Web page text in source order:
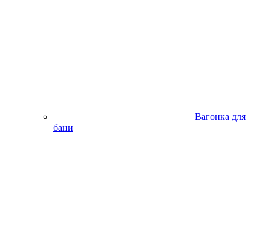
Вагонка для
бани